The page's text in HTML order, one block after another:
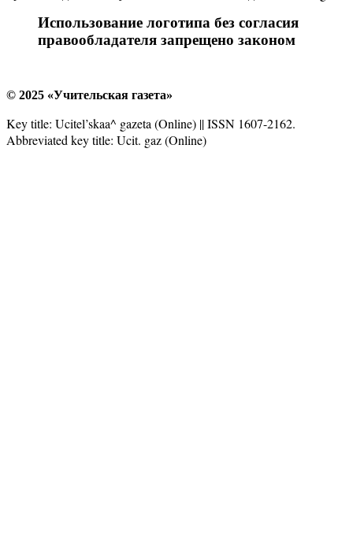
Использование логотипа без согласия
правообладателя запрещено законом
© 2025 «Учительская газета»
Key title: Ucitel’skaa^ gazeta (Online) || ISSN 1607-2162.
Abbreviated key title: Ucit. gaz (Online)